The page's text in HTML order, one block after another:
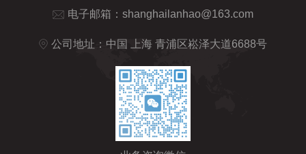
电子邮箱： shanghailanhao@163.com
公司地址：中国 上海 青浦区崧泽大道6688号